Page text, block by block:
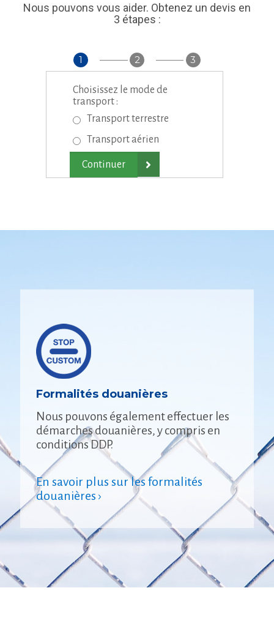
Nous pouvons vous aider. Obtenez un devis en
3 étapes :
1 2 3
Choisissez le mode de
transport :
Transport terrestre
Transport aérien

Formalités douanières
Nous pouvons également effectuer les
démarches douanières, y compris en
conditions DDP.
En savoir plus sur les formalités
douanières ›